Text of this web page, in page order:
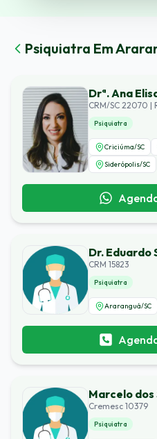
Psiquiatra Em
Drª. Ana
CRM/SC 22070 |
Psiquiatra
Criciúma/SC
Siderópolis/SC
Dr. Eduardo
CRM 15823
Psiquiatra
Araranguá/SC
Marcelo
Cremesc 10379
Psiquiatra